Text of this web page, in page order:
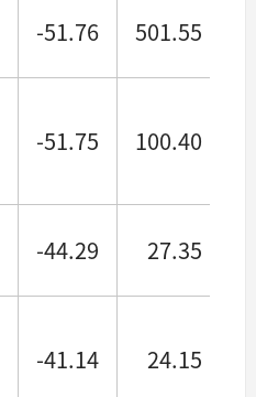
-51.76 501.55
-51.75 100.40
-44.29 27.35
-41.14 24.15